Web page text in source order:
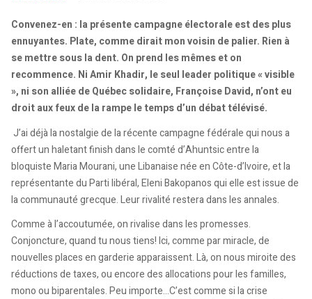
Convenez-en : la présente campagne électorale est des plus
ennuyantes. Plate, comme dirait mon voisin de palier. Rien à
se mettre sous la dent. On prend les mêmes et on
recommence. Ni Amir Khadir, le seul leader politique « visible
», ni son alliée de Québec solidaire, Françoise David, n’ont eu
droit aux feux de la rampe le temps d’un débat télévisé.
J’ai déjà la nostalgie de la récente campagne fédérale qui nous a
offert un haletant finish dans le comté d’Ahuntsic entre la
bloquiste Maria Mourani, une Libanaise née en Côte-d’Ivoire, et la
représentante du Parti libéral, Eleni Bakopanos qui elle est issue de
la communauté grecque. Leur rivalité restera dans les annales.
Comme à l’accoutumée, on rivalise dans les promesses.
Conjoncture, quand tu nous tiens! Ici, comme par miracle, de
nouvelles places en garderie apparaissent. Là, on nous miroite des
réductions de taxes, ou encore des allocations pour les familles,
mono ou biparentales. Peu importe…C’est comme si la crise